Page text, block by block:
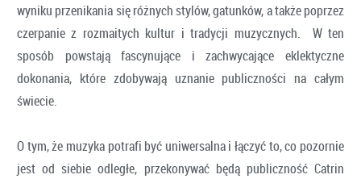
wyniku przenikania się różnych stylów, gatunków, a także poprzez
czerpanie z rozmaitych kultur i tradycji muzycznych. W ten
sposób powstają fascynujące i zachwycające eklektyczne
dokonania, które zdobywają uznanie publiczności na całym
świecie.
O tym, że muzyka potrafi być uniwersalna i łączyć to, co pozornie
jest od siebie odległe, przekonywać będą publiczność Catrin